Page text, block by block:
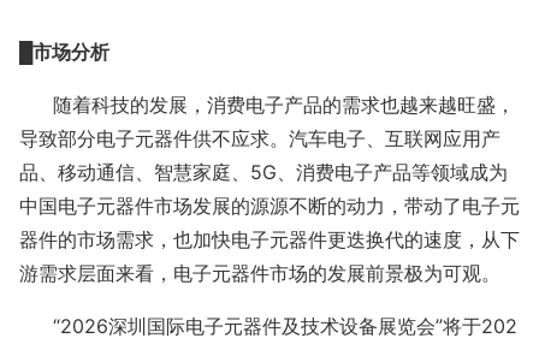
市场分析
随着科技的发展，消费电子产品的需求也越来越旺盛，
导致部分电子元器件供不应求。汽车电子、互联网应用产
品、移动通信、智慧家庭、 5G、消费电子产品等领域成为
中国电子元器件市场发展的源源不断的动力，带动了电子元
器件的市场需求，也加快电子元器件更迭换代的速度，从下
游需求层面来看，电子元器件市场的发展前景极为可观。
“2026深圳国际电子元器件及技术设备展览会”将于202